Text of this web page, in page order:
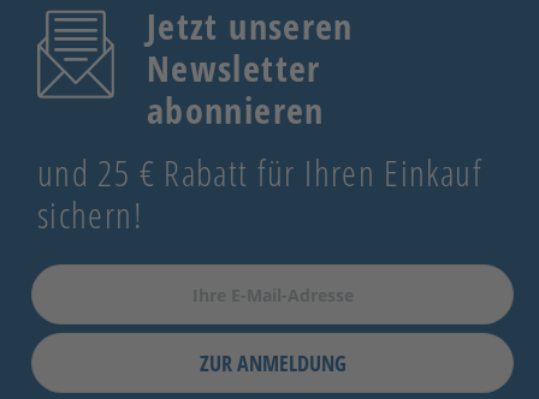
Jetzt unseren
Newsletter
abonnieren
und 25 € Rabatt für Ihren Einkauf
sichern!
ZUR ANMELDUNG